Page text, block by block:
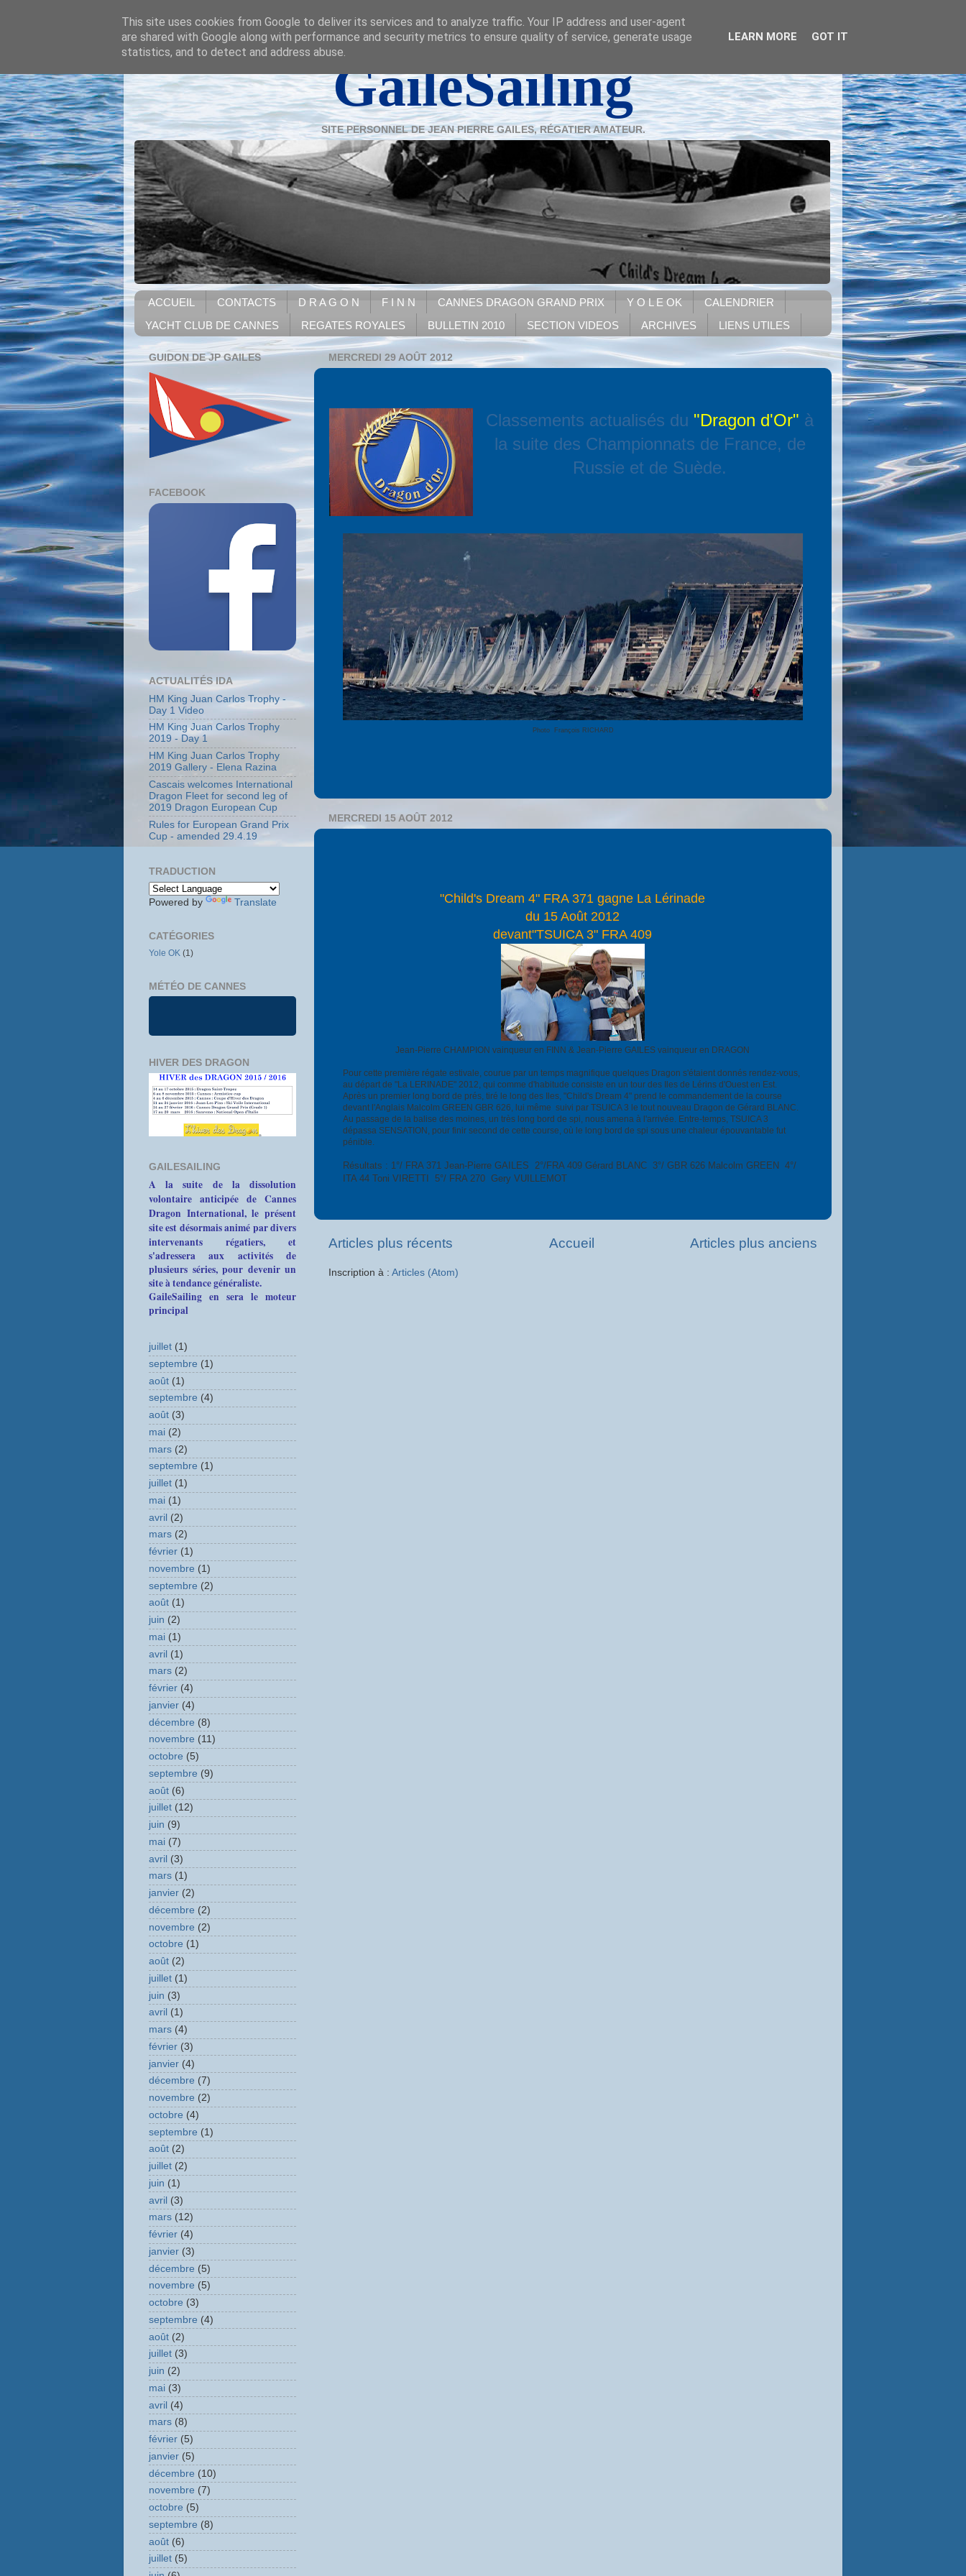
GaileSailing
SITE PERSONNEL DE JEAN PIERRE GAILES, RÉGATIER AMATEUR.
ACCUEIL CONTACTS D R A G O N F I N N CANNES DRAGON GRAND PRIX Y O L E OK
CALENDRIER
YACHT CLUB DE CANNES
REGATES ROYALES BULLETIN 2010 SECTION VIDEOS ARCHIVES LIENS UTILES
MERCREDI 29 AOÛT 2012
Classements actualisés du "Dragon d'Or" à
la suite des Championnats de France, de
Russie et de Suède.
Photo François RICHARD
MERCREDI 15 AOÛT 2012
"Child's Dream 4" FRA 371 gagne La Lérinade
du 15 Août 2012
devant"TSUICA 3" FRA 409
Jean-Pierre CHAMPION vainqueur en FINN & Jean-Pierre GAILES vainqueur en DRAGON
Pour cette première régate estivale, courue par un temps magnifique quelques Dragon s'étaient donnés rendez-vous,
au départ de "La LERINADE" 2012, qui comme d'habitude consiste en un tour des Iles de Lérins d'Ouest en Est.
Après un premier long bord de prés, tiré le long des Iles, "Child's Dream 4" prend le commandement de la course
devant l'Anglais Malcolm GREEN GBR 626, lui même suivi par TSUICA 3 le tout nouveau Dragon de Gérard BLANC.
Au passage de la balise des moines, un très long bord de spi, nous amena à l'arrivée. Entre-temps, TSUICA 3
dépassa SENSATION, pour finir second de cette course, où le long bord de spi sous une chaleur épouvantable fut
pénible.
Résultats : 1°/ FRA 371 Jean-Pierre GAILES 2°/FRA 409 Gérard BLANC 3°/ GBR 626 Malcolm GREEN 4°/
ITA 44 Toni VIRETTI 5°/ FRA 270 Gery VUILLEMOT
Articles plus récents Articles plus anciens
Accueil
Inscription à : Articles (Atom)
GUIDON DE JP GAILES
FACEBOOK
ACTUALITÉS IDA
HM King Juan Carlos Trophy -
Day 1 Video
HM King Juan Carlos Trophy
2019 - Day 1
HM King Juan Carlos Trophy
2019 Gallery - Elena Razina
Cascais welcomes International
Dragon Fleet for second leg of
2019 Dragon European Cup
Rules for European Grand Prix
Cup - amended 29.4.19
TRADUCTION
Powered by Translate
CATÉGORIES
Yole OK (1)
MÉTÉO DE CANNES
HIVER DES DRAGON
GAILESAILING
A la suite de la dissolution
volontaire anticipée de Cannes
Dragon International, le présent
site est désormais animé par divers
intervenants régatiers, et
s'adressera aux activités de
plusieurs séries, pour devenir un
site à tendance généraliste.
GaileSailing en sera le moteur
principal
juillet (1)
septembre (1)
août (1)
septembre (4)
août (3)
mai (2)
mars (2)
septembre (1)
juillet (1)
mai (1)
avril (2)
mars (2)
février (1)
novembre (1)
septembre (2)
août (1)
juin (2)
mai (1)
avril (1)
mars (2)
février (4)
janvier (4)
décembre (8)
novembre (11)
octobre (5)
septembre (9)
août (6)
juillet (12)
juin (9)
mai (7)
avril (3)
mars (1)
janvier (2)
décembre (2)
novembre (2)
octobre (1)
août (2)
juillet (1)
juin (3)
avril (1)
mars (4)
février (3)
janvier (4)
décembre (7)
novembre (2)
octobre (4)
septembre (1)
août (2)
juillet (2)
juin (1)
avril (3)
mars (12)
février (4)
janvier (3)
décembre (5)
novembre (5)
octobre (3)
septembre (4)
août (2)
juillet (3)
juin (2)
mai (3)
avril (4)
mars (8)
février (5)
janvier (5)
décembre (10)
novembre (7)
octobre (5)
septembre (8)
août (6)
juillet (5)
This site uses cookies from Google to deliver its services and to analyze traffic. Your IP address and user-agent
are shared with Google along with performance and security metrics to ensure quality of service, generate usage
statistics, and to detect and address abuse.
LEARN MORE GOT IT